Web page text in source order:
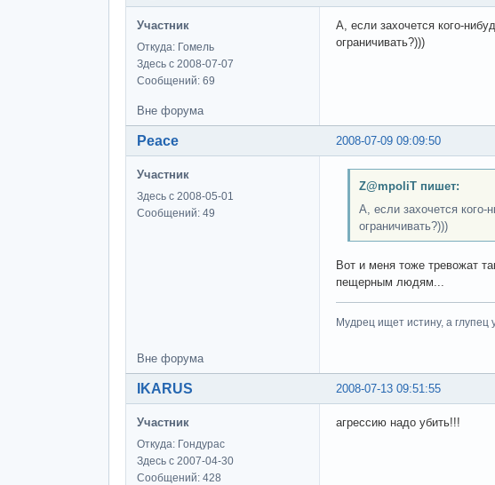
Участник
Откуда: Гомель
Здесь с 2008-07-07
Сообщений: 69
А, если захочется кого-
ограничивать?)))
Вне форума
2008-07-09 09:09:50
Peace
Участник
Здесь с 2008-05-01
Сообщений: 49
Z@mpoliT пишет:
А, если захочется кого-
ограничивать?)))
Вот и меня тоже тревожат
пещерным людям...
Мудрец ищет истину, а глупец
Вне форума
2008-07-13 09:51:55
IKARUS
Участник
Откуда: Гондурас
Здесь с 2007-04-30
Сообщений: 428
агрессию надо убить!!!